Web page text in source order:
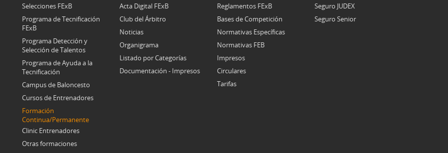
Selecciones FExB
Programa de Tecnificación
FExB
Programa Detección y
Selección de Talentos
Programa de Ayuda a la
Tecnificación
Campus de Baloncesto
Cursos de Entrenadores
Formación
Continua/Permanente
Clinic Entrenadores
Otras formaciones
Acta Digital FExB
Club del Árbitro
Noticias
Organigrama
Listado por Categorías
Documentación - Impresos
Reglamentos FExB
Bases de Competición
Normativas Específicas
Normativas FEB
Impresos
Circulares
Tarifas
Seguro JUDEX
Seguro Senior